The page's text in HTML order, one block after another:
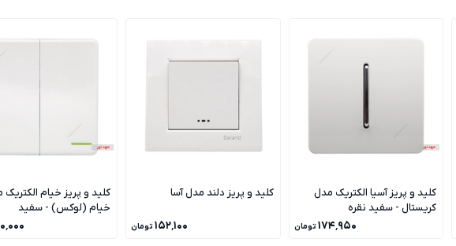
کلید و پریز آسیا الکتریک مدل
کریستال - سفید نقره
۱۷۴٬۹۵۰ تومان
کلید و پریز دلند مدل آسا
۱۵۲٬۱۰۰ تومان
کلید و پریز خیام
خیام (لوکس) - سفید